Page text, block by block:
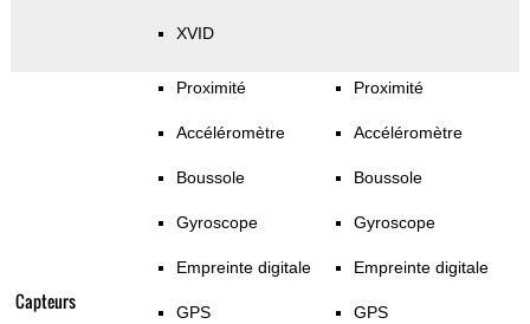
XVID
Capteurs
Proximité
Accéléromètre
Boussole
Gyroscope
Empreinte digitale
GPS
Proximité
Accéléromètre
Boussole
Gyroscope
Empreinte digitale
GPS